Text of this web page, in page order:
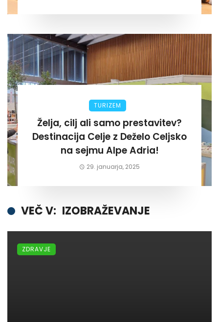
TURIZEM
Želja, cilj ali samo prestavitev?
Destinacija Celje z Deželo Celjsko
na sejmu Alpe Adria!
29. januarja, 2025
VEČ V: IZOBRAŽEVANJE
ZDRAVJE